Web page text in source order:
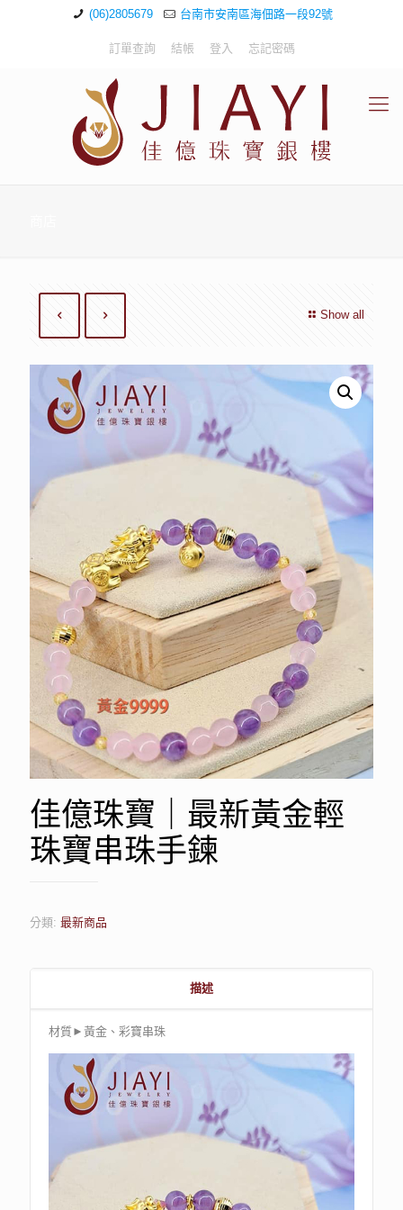
(06)2805679 台南市安南區海佃路一段92號
訂單查詢 結帳 登入 忘記密碼
Show all
佳億珠寶｜最新黃金輕
珠寶串珠手鍊
分類: 最新商品
描述
材質►黃金、彩寶串珠